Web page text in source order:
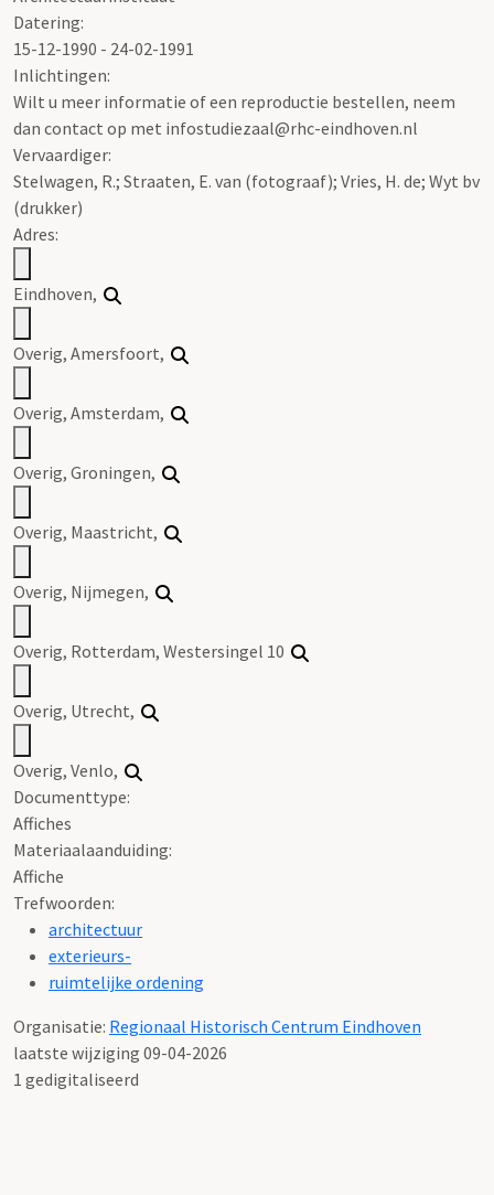
Datering:
15-12-1990 - 24-02-1991
Inlichtingen:
Wilt u meer informatie of een reproductie bestellen, neem
dan contact op met infostudiezaal@rhc-eindhoven.nl
Vervaardiger:
Stelwagen, R.; Straaten, E. van (fotograaf); Vries, H. de; Wyt bv
(drukker)
Adres:
Eindhoven,
Overig, Amersfoort,
Overig, Amsterdam,
Overig, Groningen,
Overig, Maastricht,
Overig, Nijmegen,
Overig, Rotterdam, Westersingel 10
Overig, Utrecht,
Overig, Venlo,
Documenttype:
Affiches
Materiaalaanduiding:
Affiche
Trefwoorden:
architectuur
exterieurs-
ruimtelijke ordening
Organisatie: Regionaal Historisch Centrum Eindhoven
laatste wijziging 09-04-2026
1 gedigitaliseerd